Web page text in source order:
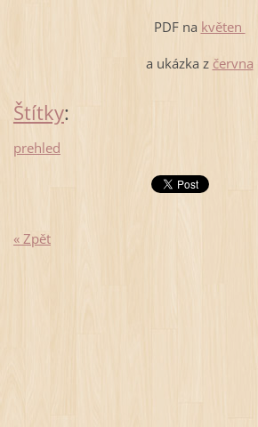
PDF na květen
a ukázka z června
Štítky:
prehled
« Zpět